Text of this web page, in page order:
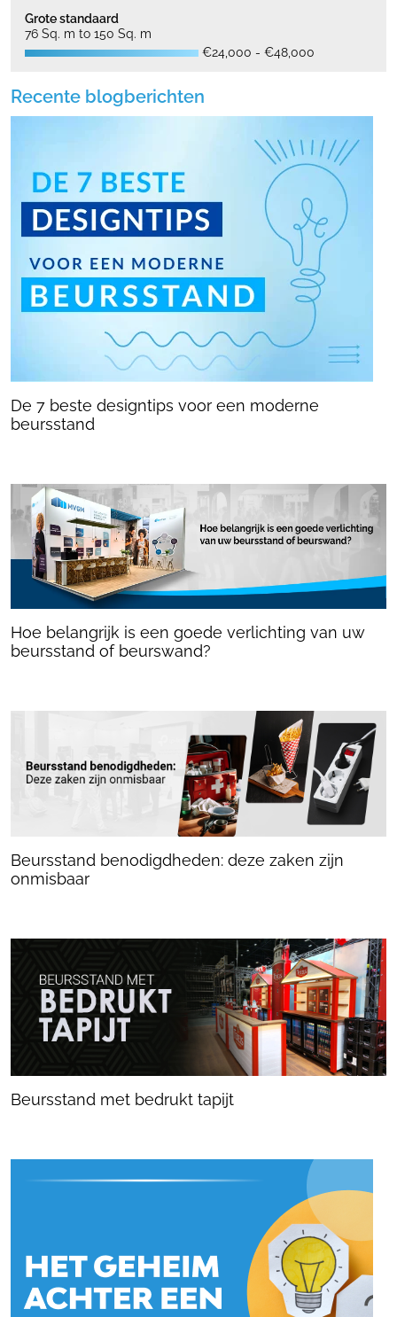
Grote standaard
76 Sq. m to 150 Sq. m
€24,000 - €48,000
Recente blogberichten
De 7 beste designtips voor een moderne
beursstand
Hoe belangrijk is een goede verlichting van uw
beursstand of beurswand?
Beursstand benodigdheden: deze zaken zijn
onmisbaar
Beursstand met bedrukt tapijt